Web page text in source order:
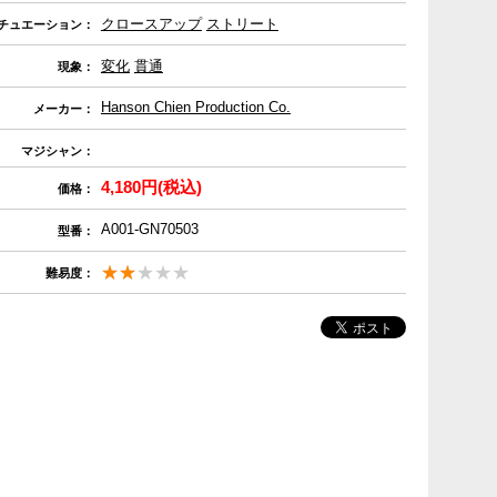
ュエーション： クロースアップ ストリート
現象： 変化 貫通
メーカー： Hanson Chien Production Co.
マジシャン：
価格： 4,180円(税込)
型番： A001-GN70503
難易度：